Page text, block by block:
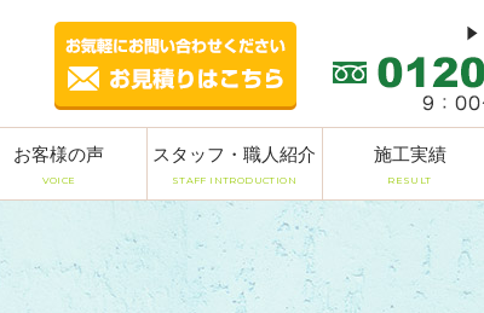
お客様の声
VOICE
スタッフ・職人紹介
STAFF INTRODUCTION
施工実績
RESULT